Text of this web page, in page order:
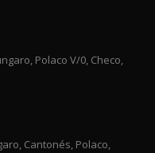
Polaco V/0, Checo,
Cantonés, Polaco,